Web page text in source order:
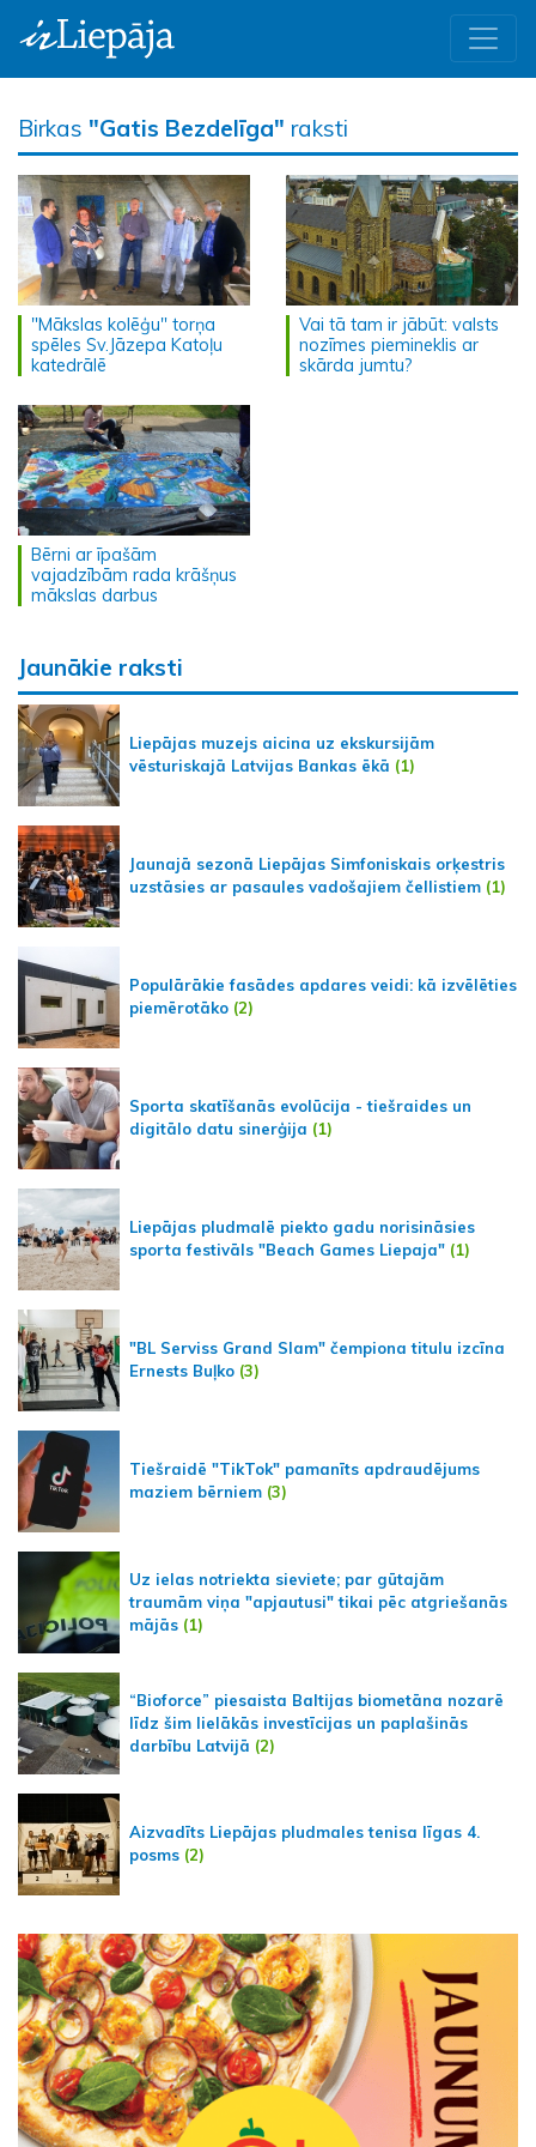
Birkas "Gatis Bezdelīga" raksti
"Mākslas kolēģu" torņa
spēles Sv.Jāzepa Katoļu
katedrālē
Vai tā tam ir jābūt: valsts
nozīmes piemineklis ar
skārda jumtu?
Bērni ar īpašām
vajadzībām rada krāšņus
mākslas darbus
Jaunākie raksti
Liepājas muzejs aicina uz ekskursijām
vēsturiskajā Latvijas Bankas ēkā (1)
Jaunajā sezonā Liepājas Simfoniskais orķestris
uzstāsies ar pasaules vadošajiem čellistiem (1)
Populārākie fasādes apdares veidi: kā izvēlēties
piemērotāko (2)
Sporta skatīšanās evolūcija - tiešraides un
digitālo datu sinerģija (1)
Liepājas pludmalē piekto gadu norisināsies
sporta festivāls "Beach Games Liepaja" (1)
"BL Serviss Grand Slam" čempiona titulu izcīna
Ernests Buļko (3)
Tiešraidē "TikTok" pamanīts apdraudējums
maziem bērniem (3)
Uz ielas notriekta sieviete; par gūtajām
traumām viņa "apjautusi" tikai pēc atgriešanās
mājās (1)
“Bioforce” piesaista Baltijas biometāna nozarē
līdz šim lielākās investīcijas un paplašinās
darbību Latvijā (2)
Aizvadīts Liepājas pludmales tenisa līgas 4.
posms (2)